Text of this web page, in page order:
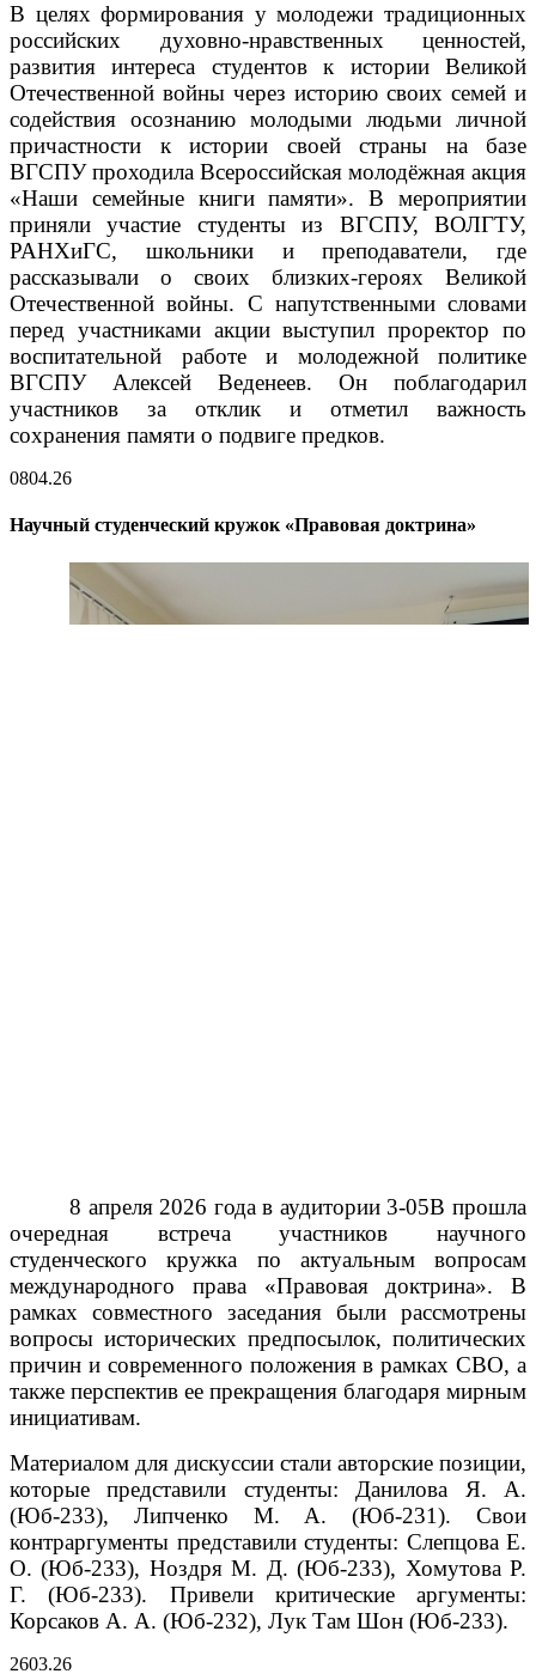
В целях формирования у молодежи традиционных
российских духовно-нравственных ценностей,
развития интереса студентов к истории Великой
Отечественной войны через историю своих семей и
содействия осознанию молодыми людьми личной
причастности к истории своей страны на базе
ВГСПУ проходила Всероссийская молодёжная акция
«Наши семейные книги памяти». В мероприятии
приняли участие студенты из ВГСПУ, ВОЛГТУ,
РАНХиГС, школьники и преподаватели, где
рассказывали о своих близких-героях Великой
Отечественной войны. С напутственными словами
перед участниками акции выступил проректор по
воспитательной работе и молодежной политике
ВГСПУ Алексей Веденеев. Он поблагодарил
участников за отклик и отметил важность
сохранения памяти о подвиге предков.
0804.26
Научный студенческий кружок «Правовая доктрина»
8 апреля 2026 года в аудитории 3-05В прошла
очередная встреча участников научного
студенческого кружка по актуальным вопросам
международного права «Правовая доктрина». В
рамках совместного заседания были рассмотрены
вопросы исторических предпосылок, политических
причин и современного положения в рамках СВО, а
также перспектив ее прекращения благодаря мирным
инициативам.
Материалом для дискуссии стали авторские позиции,
которые представили студенты: Данилова Я. А.
(Юб-233), Липченко М. А. (Юб-231). Свои
контраргументы представили студенты: Слепцова Е.
О. (Юб-233), Ноздря М. Д. (Юб-233), Хомутова Р.
Г. (Юб-233). Привели критические аргументы:
Корсаков А. А. (Юб-232), Лук Там Шон (Юб-233).
2603.26